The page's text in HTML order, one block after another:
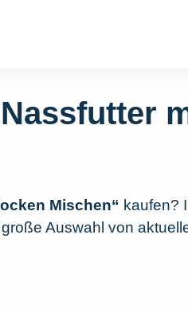
Mischen“ kaufen?
Auswahl von